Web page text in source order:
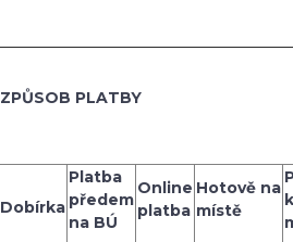
ZPŮSOB PLATBY
Dobírka
Platba
předem
na BÚ
Online
platba
Hotově na
místě